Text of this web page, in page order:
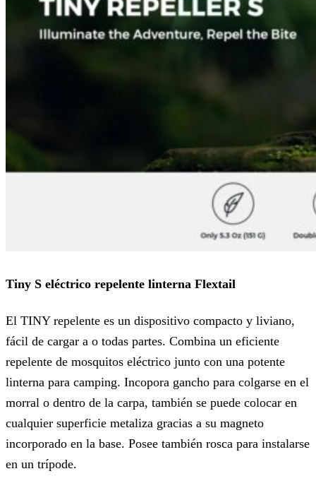
Tiny S eléctrico repelente linterna Flextail
El TINY repelente es un dispositivo compacto y liviano,
fácil de cargar a o todas partes. Combina un eficiente
repelente de mosquitos eléctrico junto con una potente
linterna para camping. Incopora gancho para colgarse en el
morral o dentro de la carpa, también se puede colocar en
cualquier superficie metaliza gracias a su magneto
incorporado en la base. Posee también rosca para instalarse
en un trípode.